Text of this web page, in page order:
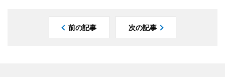
前の記事 次の記事